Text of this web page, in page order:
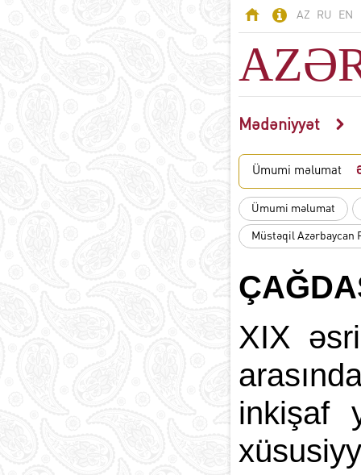
AZ RU EN
AZƏRBAYCAN
Odlar Yurdu -
Ərazi
Əhali
Siyasi sistem
Dövlət rəmzləri
Azərbaycan dili
Azərbaycanda din
Milli valyuta
Paytaxt
Kodlar və indekslər
Qan yaddaşı
Mədəniyyət
Ümumi məlumat
Ümumi məlumat
Müstəqil Azərbaycan
XIX
inkişaf